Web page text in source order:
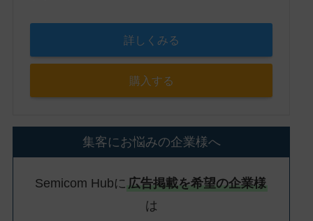
詳しくみる
購入する
集客にお悩みの企業様へ
Semicom Hubに 広告掲載を希望の企業様
は